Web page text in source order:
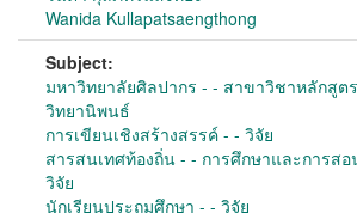
Wanida Kullapatsaengthong
Subject:
มหาวิทยาลัยศิลปากร - - สาขาวิชาหลักสูต
วิทยานิพนธ์
การเขียนเชิงสร้างสรรค์ - - วิจัย
สารสนเทศท้องถิ่น - - การศึกษาและการส
วิจัย
นักเรียนประถมศึกษา - - วิจัย